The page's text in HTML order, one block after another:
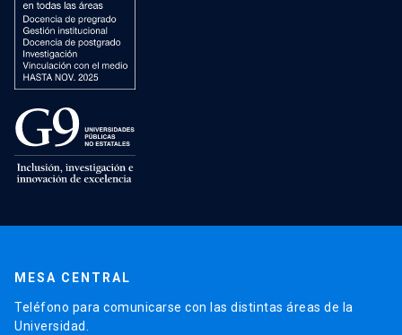
MESA CENTRAL
Teléfono para comunicarse con las distintas áreas de la
Universidad.